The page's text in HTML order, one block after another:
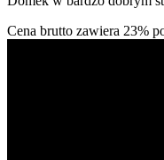
Cena brutto zawiera 23%